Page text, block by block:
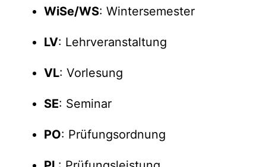
WiSe/WS: Wintersemester
LV: Lehrveranstaltung
VL: Vorlesung
SE: Seminar
PO: Prüfungsordnung